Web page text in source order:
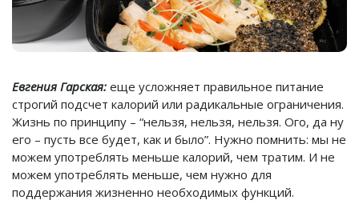
Евгения Гарская: еще усложняет правильное питание
строгий подсчет калорий или радикальные ограничения.
Жизнь по принципу – “нельзя, нельзя, нельзя. Ого, да ну
его – пусть все будет, как и было”. Нужно помнить: мы не
можем употреблять меньше калорий, чем тратим. И не
можем употреблять меньше, чем нужно для
поддержания жизненно необходимых функций.